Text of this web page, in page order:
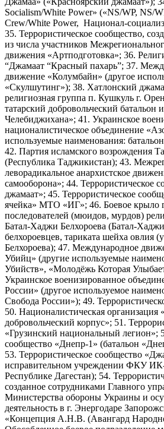
Socialism/White Power» («NS/WP, NS/
Crew/White Power, Национал-
35. Террористическое сообщество,
из числа участников
движения «Артподготовка»; 36.
“Джамаат “Красный пахарь”; 37.
движение «Колумбайн» (другое
«Скулшутинг»); 38. Хатлонский
религиозная группа п. Кушкуль г.
татарский добровольческий батальон
Челебиджихана»; 41. Украинское
националистическое объединение
используемые наименования:
42. Партия исламского возрождения
(Республика Таджикистан); 43.
леворадикальное анархистское
самооборона»; 44. Террористическое
джамаат»; 45. Террористическое
ячейка» МТО «ИГ»; 46. Боевое крыло
последователей (мюидов, мурдов)
Батал-Хаджи Белхороева (Батал-
белхороевцев, тариката шейха овлия
Белхороева); 47. Международное
Убийц» (другие используемые
Убийств», «Молодёжь Которая
Украинское военизированное
России» (другое используемое
Свобода России»); 49.
50. Националистическая организация
добровольческий корпус»; 51.
«Грузинский национальный легион»;
сообщество «Днепр-1» (батальон
53. Террористическое сообщество
исправительном учреждении ФКУ
Республике Дагестан); 54.
созданное сотрудниками Главного
Министерства обороны Украины и
деятельность в г. Энергодаре
«Концепция А.Н.В. (Авангард